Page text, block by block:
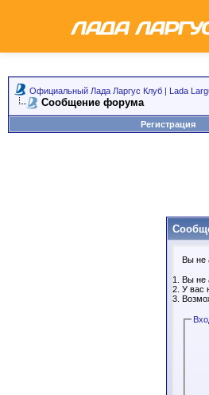
Официальный Лада Ларгус Клуб | Lada
Сообщение форума
Регистрация
Вы не
Вы не
У вас